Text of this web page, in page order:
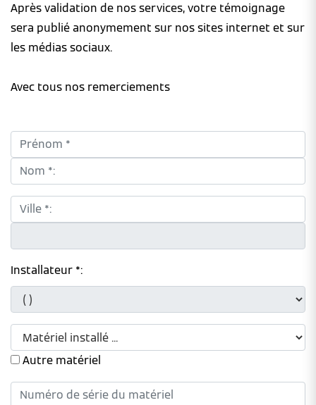
Après validation de nos services, votre témoignage
sera publié anonymement sur nos sites internet et sur
les médias sociaux.
Avec tous nos remerciements
Prénom *:
Nom *:
Ville *:
Installateur *:
Autre matériel